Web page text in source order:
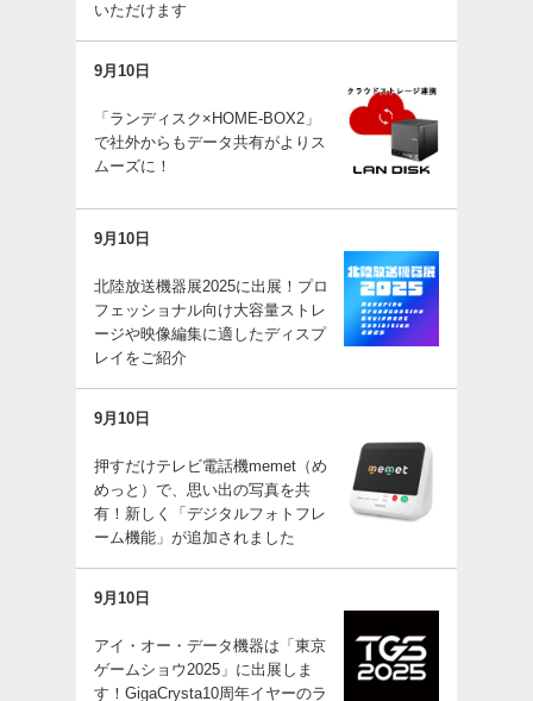
いただけます
9月10日
「ランディスク×HOME-BOX2」
で社外からもデータ共有がよりス
ムーズに！
9月10日
北陸放送機器展2025に出展！プロ
フェッショナル向け大容量ストレ
ージや映像編集に適したディスプ
レイをご紹介
9月10日
押すだけテレビ電話機memet（め
めっと）で、思い出の写真を共
有！新しく「デジタルフォトフレ
ーム機能」が追加されました
9月10日
アイ・オー・データ機器は「東京
ゲームショウ2025」に出展しま
す！GigaCrysta10周年イヤーのラ